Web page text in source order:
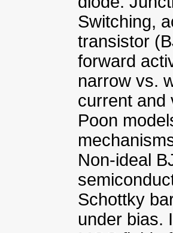
Switching,
transistor
forward
narrow vs.
current and
Poon
Non-ideal
Schottky
under bias.